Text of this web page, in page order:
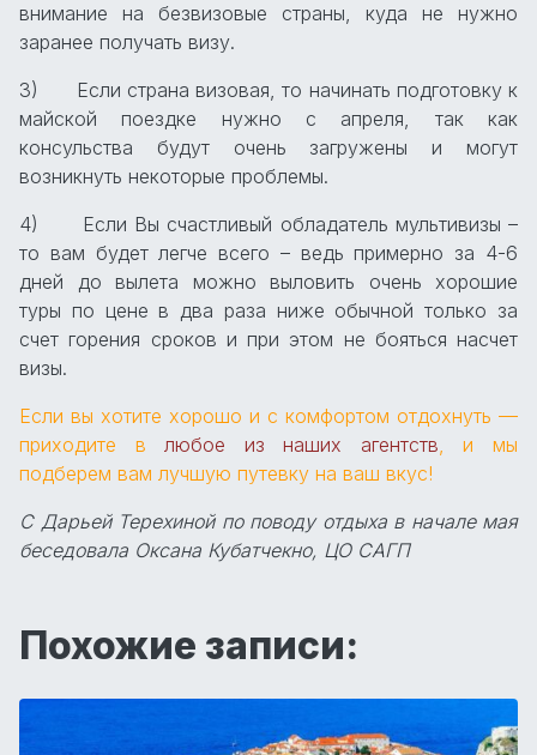
внимание на безвизовые страны, куда не нужно
заранее получать визу.
3) Если страна визовая, то начинать подготовку к
майской поездке нужно с апреля, так как
консульства будут очень загружены и могут
возникнуть некоторые проблемы.
4) Если Вы счастливый обладатель мультивизы –
то вам будет легче всего – ведь примерно за 4-6
дней до вылета можно выловить очень хорошие
туры по цене в два раза ниже обычной только за
счет горения сроков и при этом не бояться насчет
визы.
Если вы хотите хорошо и с комфортом отдохнуть —
приходите влюбое из наших агентств, и мы
подберем вам лучшую путевку на ваш вкус!
С Дарьей Терехиной по поводу отдыха в начале мая
беседовала Оксана Кубатчекно, ЦО САГП
Похожие записи: